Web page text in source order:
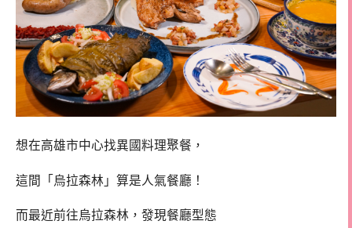
想在高雄市中心找異國料理聚餐，
這間「烏拉森林」算是人氣餐廳！
而最近前往烏拉森林，發現餐廳型態